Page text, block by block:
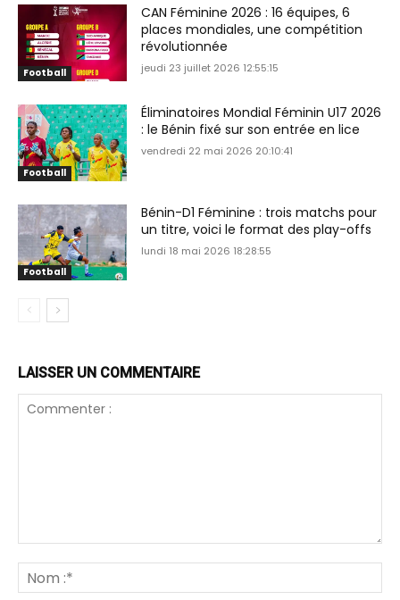
Football
CAN Féminine 2026 : 16 équipes, 6
places mondiales, une compétition
révolutionnée
jeudi 23 juillet 2026 12:55:15
Football
Éliminatoires Mondial Féminin U17 2026
: le Bénin fixé sur son entrée en lice
vendredi 22 mai 2026 20:10:41
Football
Bénin-D1 Féminine : trois matchs pour
un titre, voici le format des play-offs
lundi 18 mai 2026 18:28:55
LAISSER UN COMMENTAIRE
:*